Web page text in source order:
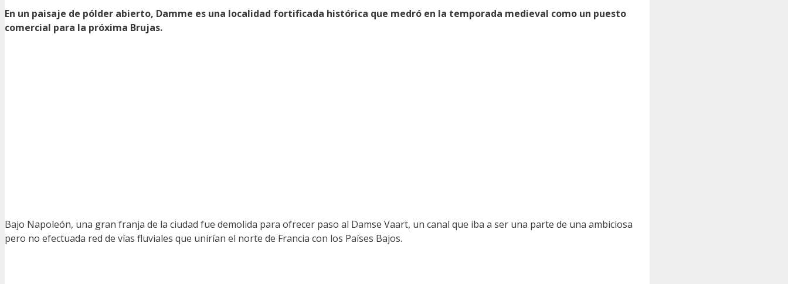
En un paisaje de pólder abierto, Damme es una localidad fortificada histórica que medró en la temporada medieval como un puesto
comercial para la próxima Brujas.
Bajo Napoleón, una gran franja de la ciudad fue demolida para ofrecer paso al Damse Vaart, un canal que iba a ser una parte de una ambiciosa
pero no efectuada red de vías fluviales que unirían el norte de Francia con los Países Bajos.